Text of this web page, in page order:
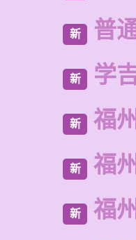
新 普
新 学
新 福
新 福
新 福